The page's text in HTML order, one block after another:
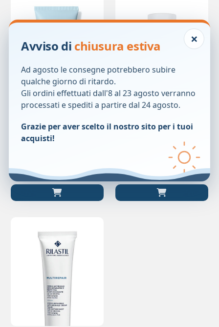
CREAMY 150ML
28,00€
CREAM 50ML
Prezzo precedente:62,00€
×
Avviso di chiusura estiva
Ad agosto le consegne potrebbero subire
qualche giorno di ritardo.
Gli ordini effettuati dall'8 al 23 agosto verranno
processati e spediti a partire dal 24 agosto.
Grazie per aver scelto il nostro sito per i tuoi
acquisti!